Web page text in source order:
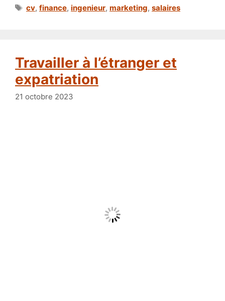
Étiquettes
cv, finance, ingenieur, marketing, salaires
Travailler à l’étranger et
expatriation
21 octobre 2023